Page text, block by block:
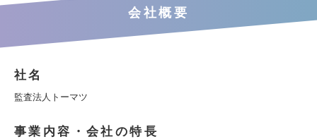
会社概要
社名
監査法人トーマツ
事業内容・会社の特長